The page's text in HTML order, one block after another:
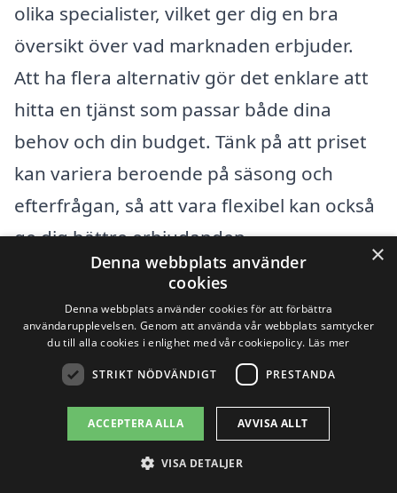
olika specialister, vilket ger dig en bra
översikt över vad marknaden erbjuder.
Att ha flera alternativ gör det enklare att
hitta en tjänst som passar både dina
behov och din budget. Tänk på att priset
kan variera beroende på säsong och
efterfrågan, så att vara flexibel kan också
ge dig bättre erbjudanden.
Sammanfattningsvis finns det många
faktorer som spelar in i prissättningen för
stubbfräsning i Orrefors. Genom att
förstå dessa faktorer kan du fatta mer
informerade beslut och säkerställa att du
får bästa möjliga resultat för dina behov
×
Denna webbplats använder
cookies
Denna webbplats använder cookies för att förbättra
användarupplevelsen. Genom att använda vår webbplats samtycker
du till alla cookies i enlighet med vår cookiepolicy. Läs mer
STRIKT NÖDVÄNDIGT PRESTANDA
ACCEPTERA ALLA AVVISA ALLT
VISA DETALJER